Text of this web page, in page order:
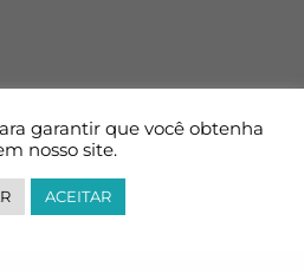
garantir que você obtenha
nosso site.
ACEITAR